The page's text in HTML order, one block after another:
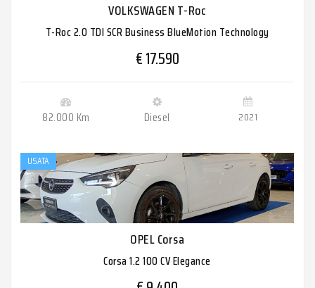
VOLKSWAGEN T-Roc
T-Roc 2.0 TDI SCR Business BlueMotion Technology
€ 17.590
82.000 Km Diesel 2021
USATA
OPEL Corsa
Corsa 1.2 100 CV Elegance